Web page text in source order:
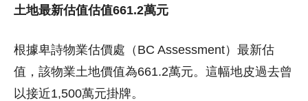
土地最新估值估值661.2萬元
根據卑詩物業估價處（BC Assessment）最新估
值，該物業土地價值為661.2萬元。這幅地皮過去曾
以接近1,500萬元掛牌。